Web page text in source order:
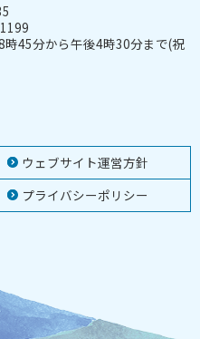
ウェブサイト運営方針
プライバシーポリシー
45分から午後4時30分まで(祝